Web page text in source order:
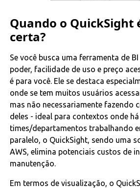
Quando o QuickSight
certa?
Se você busca uma ferramenta de
poder, facilidade de uso e preço
é para você. Ele se destaca
onde se tem muitos usuários
mas não necessariamente fazendo
deles - ideal para contextos onde
times/departamentos trabalhando
paralelo, o QuickSight, sendo uma
AWS, elimina potenciais custos de
manutenção.
Em termos de visualização, o